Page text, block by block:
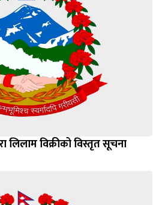
लिलाम विक्रीको विस्तृत सूचना